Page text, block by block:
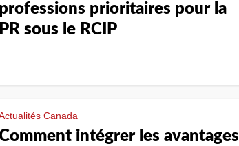
professions prioritaires pour la
PR sous le RCIP
Canada
intégrer les avantages